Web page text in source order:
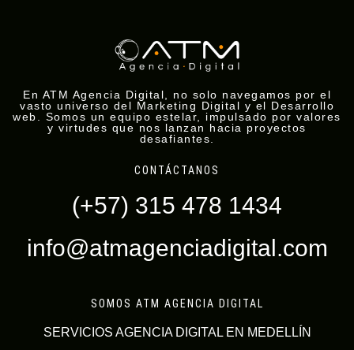
SOMOS ATM AGENCIA DIGITAL
SERVICIOS AGENCIA DIGITAL EN MEDELLÍN
CONTÁCTANOS
(+57) 315 478 1434
info@atmagenciadigital.com
En ATM Agencia Digital, no solo navegamos por el
vasto universo del Marketing Digital y el Desarrollo
web. Somos un equipo estelar, impulsado por valores
y virtudes que nos lanzan hacia proyectos
desafiantes.